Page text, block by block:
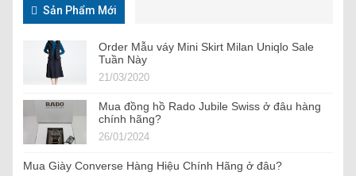
Sản Phẩm Mới
Order Mẫu váy Mini Skirt Milan Uniqlo Sale
Tuần Này
21/03/2020
Mua đồng hồ Rado Jubile Swiss ở đâu hàng
chính hãng?
26/01/2024
Mua Giày Converse Hàng Hiệu Chính Hãng ở đâu?